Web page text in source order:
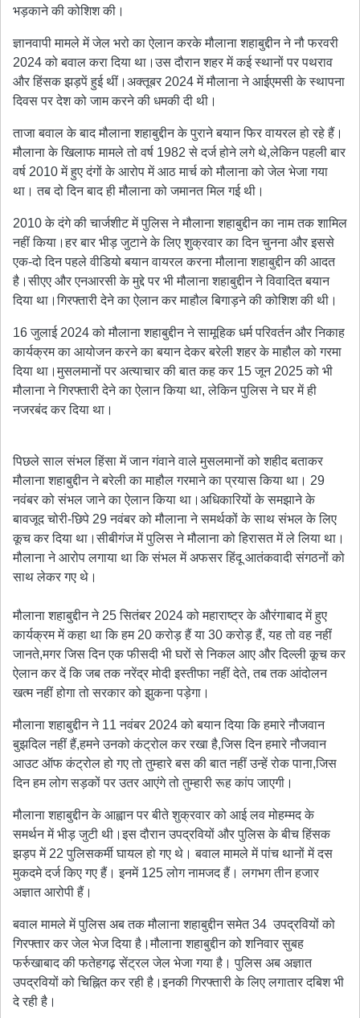
भड़काने की कोशिश की।
ज्ञानवापी मामले में जेल भरो का ऐलान करके मौलाना शहाबुद्दीन ने नौ फरवरी
2024 को बवाल करा दिया था।उस दौरान शहर में कई स्थानों पर पथराव
और हिंसक झड़पें हुई थीं।अक्तूबर 2024 में मौलाना ने आईएमसी के स्थापना
दिवस पर देश को जाम करने की धमकी दी थी।
ताजा बवाल के बाद मौलाना शहाबुद्दीन के पुराने बयान फिर वायरल हो रहे हैं।
मौलाना के खिलाफ मामले तो वर्ष 1982 से दर्ज होने लगे थे,लेकिन पहली बार
वर्ष 2010 में हुए दंगों के आरोप में आठ मार्च को मौलाना को जेल भेजा गया
था। तब दो दिन बाद ही मौलाना को जमानत मिल गई थी।
2010 के दंगे की चार्जशीट में पुलिस ने मौलाना शहाबुद्दीन का नाम तक शामिल
नहीं किया।हर बार भीड़ जुटाने के लिए शुक्रवार का दिन चुनना और इससे
एक-दो दिन पहले वीडियो बयान वायरल करना मौलाना शहाबुद्दीन की आदत
है।सीएए और एनआरसी के मुद्दे पर भी मौलाना शहाबुद्दीन ने विवादित बयान
दिया था।गिरफ्तारी देने का ऐलान कर माहौल बिगाड़ने की कोशिश की थी।
16 जुलाई 2024 को मौलाना शहाबुद्दीन ने सामूहिक धर्म परिवर्तन और निकाह
कार्यक्रम का आयोजन करने का बयान देकर बरेली शहर के माहौल को गरमा
दिया था।मुसलमानों पर अत्याचार की बात कह कर 15 जून 2025 को भी
मौलाना ने गिरफ्तारी देने का ऐलान किया था, लेकिन पुलिस ने घर में ही
नजरबंद कर दिया था।
पिछले साल संभल हिंसा में जान गंवाने वाले मुसलमानों को शहीद बताकर
मौलाना शहाबुद्दीन ने बरेली का माहौल गरमाने का प्रयास किया था। 29
नवंबर को संभल जाने का ऐलान किया था।अधिकारियों के समझाने के
बावजूद चोरी-छिपे 29 नवंबर को मौलाना ने समर्थकों के साथ संभल के लिए
कूच कर दिया था।सीबीगंज में पुलिस ने मौलाना को हिरासत में ले लिया था।
मौलाना ने आरोप लगाया था कि संभल में अफसर हिंदू आतंकवादी संगठनों को
साथ लेकर गए थे।
मौलाना शहाबुद्दीन ने 25 सितंबर 2024 को महाराष्ट्र के औरंगाबाद में हुए
कार्यक्रम में कहा था कि हम 20 करोड़ हैं या 30 करोड़ हैं, यह तो वह नहीं
जानते,मगर जिस दिन एक फीसदी भी घरों से निकल आए और दिल्ली कूच कर
ऐलान कर दें कि जब तक नरेंद्र मोदी इस्तीफा नहीं देते, तब तक आंदोलन
खत्म नहीं होगा तो सरकार को झुकना पड़ेगा।
मौलाना शहाबुद्दीन ने 11 नवंबर 2024 को बयान दिया कि हमारे नौजवान
बुझदिल नहीं हैं,हमने उनको कंट्रोल कर रखा है,जिस दिन हमारे नौजवान
आउट ऑफ कंट्रोल हो गए तो तुम्हारे बस की बात नहीं उन्हें रोक पाना,जिस
दिन हम लोग सड़कों पर उतर आएंगे तो तुम्हारी रूह कांप जाएगी।
मौलाना शहाबुद्दीन के आह्वान पर बीते शुक्रवार को आई लव मोहम्मद के
समर्थन में भीड़ जुटी थी।इस दौरान उपद्रवियों और पुलिस के बीच हिंसक
झड़प में 22 पुलिसकर्मी घायल हो गए थे। बवाल मामले में पांच थानों में दस
मुकदमे दर्ज किए गए हैं। इनमें 125 लोग नामजद हैं। लगभग तीन हजार
अज्ञात आरोपी हैं।
बवाल मामले में पुलिस अब तक मौलाना शहाबुद्दीन समेत 34 उपद्रवियों को
गिरफ्तार कर जेल भेज दिया है।मौलाना शहाबुद्दीन को शनिवार सुबह
फर्रुखाबाद की फतेहगढ़ सेंट्रल जेल भेजा गया है। पुलिस अब अज्ञात
उपद्रवियों को चिह्नित कर रही है।इनकी गिरफ्तारी के लिए लगातार दबिश भी
दे रही है।